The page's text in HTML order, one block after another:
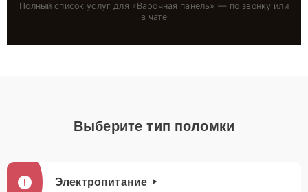
Полный список услуг для «Варочная панель» — по звонку или
в чате
Выберите тип поломки
Электропитание